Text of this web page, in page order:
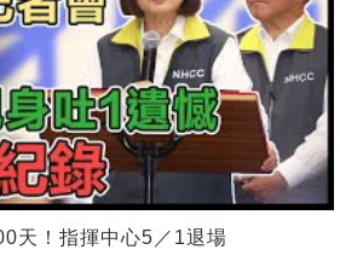
天！指揮中心5／1退場